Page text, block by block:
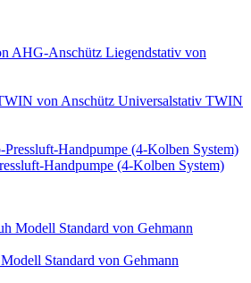
Liegendstativ von
Universalstativ TWIN
Handpumpe (4-Kolben System)
Standard von Gehmann